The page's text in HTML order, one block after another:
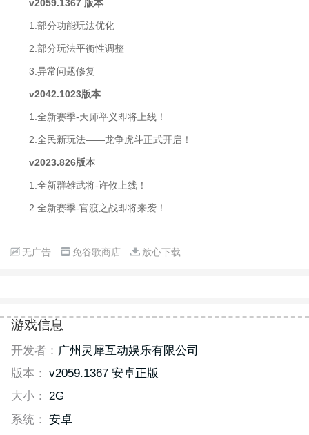
v2059.1367 版本
1.部分功能玩法优化
2.部分玩法平衡性调整
3.异常问题修复
v2042.1023版本
1.全新赛季-天师举义即将上线！
2.全民新玩法——龙争虎斗正式开启！
v2023.826版本
1.全新群雄武将-许攸上线！
2.全新赛季-官渡之战即将来袭！
无广告 免谷歌商店 放心下载
游戏信息
开发者： 广州灵犀互动娱乐有限公司
版本： v2059.1367 安卓正版
大小： 2G
系统： 安卓